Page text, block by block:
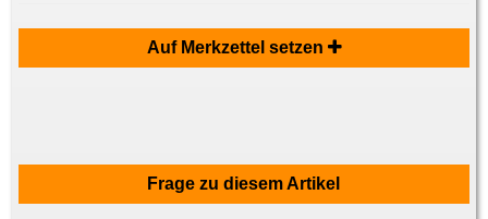
Auf Merkzettel setzen
Frage zu diesem Artikel